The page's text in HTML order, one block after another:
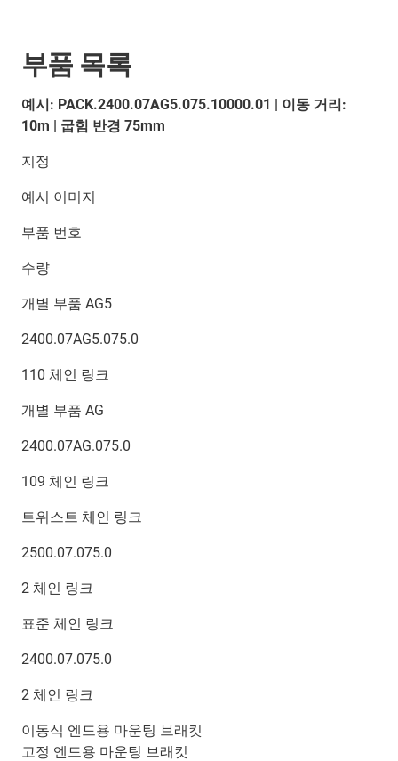
부품 목록
예시: PACK.2400.07AG5.075.10000.01 | 이동 거리:
10m | 굽힘 반경 75mm
지정
예시 이미지
부품 번호
수량
개별 부품 AG5
2400.07AG5.075.0
110 체인 링크
개별 부품 AG
2400.07AG.075.0
109 체인 링크
트위스트 체인 링크
2500.07.075.0
2 체인 링크
표준 체인 링크
2400.07.075.0
2 체인 링크
이동식 엔드용 마운팅 브래킷
고정 엔드용 마운팅 브래킷